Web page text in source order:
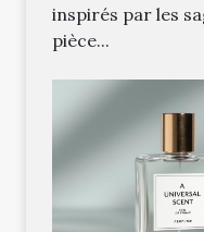
inspirés par les
pièce...